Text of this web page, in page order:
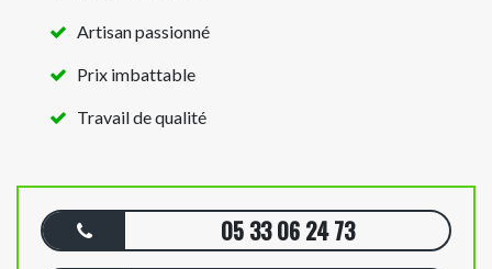
Artisan passionné
Prix imbattable
Travail de qualité
05 33 06 24 73